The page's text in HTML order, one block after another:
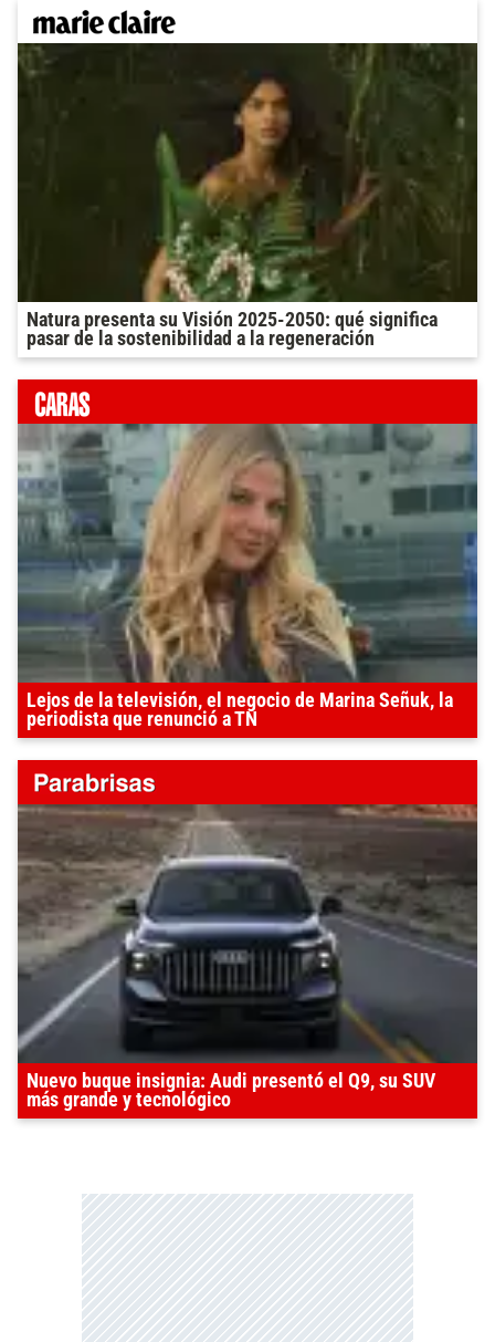
Natura presenta su Visión 2025-2050: qué significa
pasar de la sostenibilidad a la regeneración
Lejos de la televisión, el negocio de Marina Señuk, la
periodista que renunció a TN
Nuevo buque insignia: Audi presentó el Q9, su SUV
más grande y tecnológico